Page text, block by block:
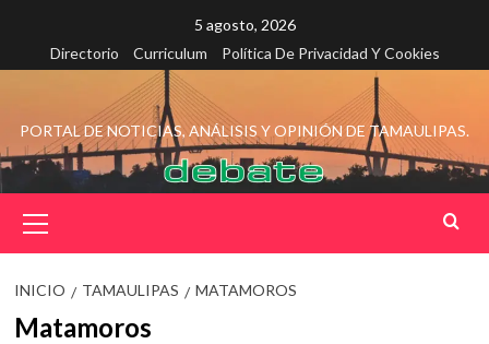
contenido
5 agosto, 2026
Directorio
Curriculum Política De Privacidad Y Cookies
PORTAL DE NOTICIAS, ANÁLISIS Y OPINIÓN DE TAMAULIPAS.
principal
INICIO TAMAULIPAS MATAMOROS
Matamoros